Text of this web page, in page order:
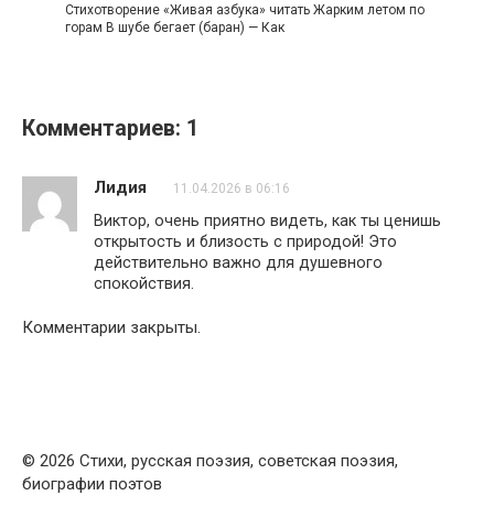
Стихотворение «Живая азбука» читать Жарким летом по
горам В шубе бегает (баран) — Как
Комментариев: 1
Лидия 11.04.2026 в 06:16
Виктор, очень приятно видеть, как ты ценишь
открытость и близость с природой! Это
действительно важно для душевного
спокойствия.
Комментарии закрыты.
© 2026 Стихи, русская поэзия, советская поэзия,
биографии поэтов